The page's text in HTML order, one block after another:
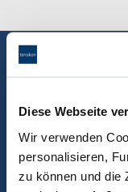
Diese Webseite
Wir verwenden
personalisieren,
zu können und die
Erfahren
Immobilie.